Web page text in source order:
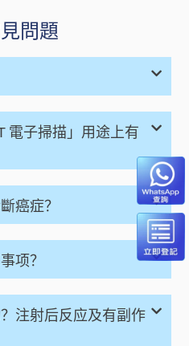
問題
電子掃描」用途上有
癌症？
项？
注射后反应及有副作